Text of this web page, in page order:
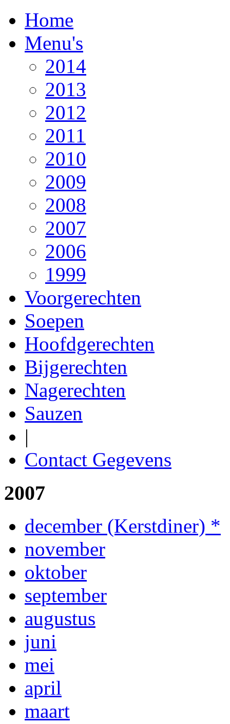
Home
Menu's
2014
2013
2012
2011
2010
2009
2008
2007
2006
1999
Voorgerechten
Soepen
Hoofdgerechten
Bijgerechten
Nagerechten
Sauzen
|
Contact Gegevens
2007
december (Kerstdiner) *
november
oktober
september
augustus
juni
mei
april
maart